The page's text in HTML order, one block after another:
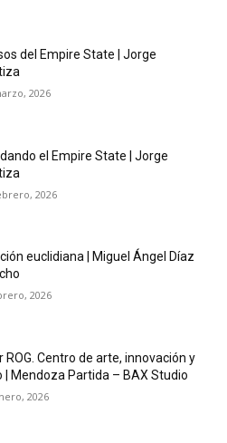
del Empire State | Jorge
2026
el Empire State | Jorge
2026
euclidiana | Miguel Ángel Díaz
2026
ROG. Centro de arte, innovación y
| Mendoza Partida – BAX Studio
2026